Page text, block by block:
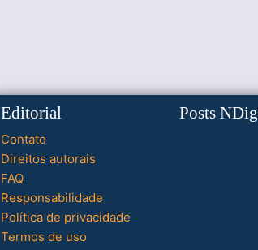
Editorial
Contato
Direitos autorais
FAQ
Responsabilidade
Política de privacidade
Termos de uso
Posts NDig